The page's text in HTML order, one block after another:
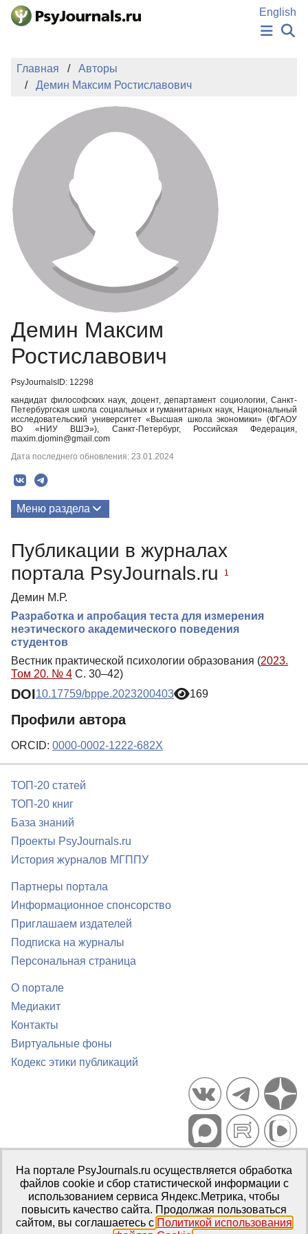
Перейти к основному содержанию
English
ПОДАТЬ РУКОПИСЬ
БАЗА ЗНАНИЙ
КЛЮЧЕВЫЕ СЛОВА
Регистрация
Главная
Авторы
Демин Максим Ростиславович
Демин Максим
Ростиславович
PsyJournalsID: 12298
кандидат философских наук, доцент, департамент социологии, Санкт-
Петербургская школа социальных и гуманитарных наук, Национальный
исследовательский университет «Высшая школа экономики» (ФГАОУ
ВО «НИУ ВШЭ»), Санкт-Петербург, Российская Федерация,
maxim.djomin@gmail.com
Дата последнего обновления: 23.01.2024
Меню раздела
Публикации в журналах
портала PsyJournals.ru
1
Демин М.Р.
Разработка и апробация теста для измерения
неэтического академического поведения
студентов
Вестник практической психологии образования (2023.
Том 20. № 4 С. 30–42)
DOI10.17759/bppe.2023200403 169
Профили автора
ORCID: 0000-0002-1222-682X
ТОП-20 статей
ТОП-20 книг
База знаний
Проекты PsyJournals.ru
История журналов МГППУ
Партнеры портала
Информационное спонсорство
Приглашаем издателей
Подписка на журналы
Персональная страница
О портале
Медиакит
Контакты
Виртуальные фоны
Кодекс этики публикаций
Портал психологических изданий PsyJournals.ru, 2007–2026
Правила использования материалов
Свидетельство регистрации СМИЭл № ФС77-66447 от 14 июля
2016 г.
Издатель: ФГБОУ ВО МГППУ
На портале PsyJournals.ru осуществляется обработка
файлов cookie и сбор статистической информации с
использованием сервиса Яндекс.Метрика, чтобы
повысить качество сайта. Продолжая пользоваться
сайтом, вы соглашаетесь с Политикой использования